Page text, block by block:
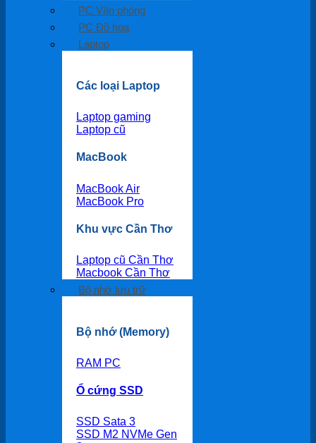
PC Văn phòng
PC Đồ họa
Laptop
Các loại Laptop
Laptop gaming
Laptop cũ
MacBook
MacBook Air
MacBook Pro
Khu vực Cần Thơ
Laptop cũ Cần Thơ
Macbook Cần Thơ
Bộ nhớ lưu trữ
Bộ nhớ (Memory)
RAM PC
Ổ cứng SSD
SSD Sata 3
SSD M2 NVMe Gen